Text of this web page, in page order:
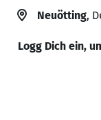
Neuötting,
Logg Dich ein,